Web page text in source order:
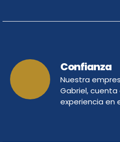
Confianza
Nuestra
Gabriel,
experiencia en